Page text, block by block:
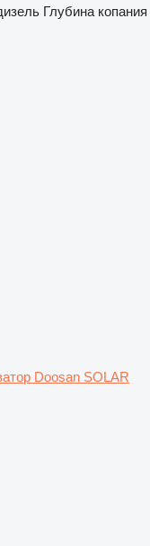
Глубина копания
Doosan SOLAR